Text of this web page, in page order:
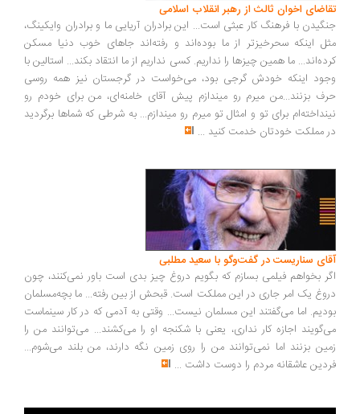
تقاضای اخوان ثالث از رهبر انقلاب اسلامی
جنگیدن با فرهنگ کار عبثی است... این برادران آریایی ما و برادران وایکینگ،
مثل اینکه سحرخیزتر از ما بوده‌اند و رفته‌اند جاهای خوب دنیا مسکن
کرده‌اند... ما همین چیزها را نداریم. کسی نداریم از ما انتقاد بکند... استالین با
وجود اینکه خودش گرجی بود، می‌خواست در گرجستان نیز همه روسی
حرف بزنند...من میرم رو میندازم پیش آقای خامنه‌ای، من برای خودم رو
نینداخته‌ام برای تو و امثال تو میرم رو میندازم... به شرطی که شماها برگردید
در مملکت خودتان خدمت کنید ...
آقای سناریست در گفت‌وگو با سعید مطلبی
اگر بخواهم فیلمی بسازم که بگویم دروغ چیز بدی است باور نمی‌کنند، چون
دروغ یک امر جاری در این مملکت است. قبحش از بین رفته... ما بچه‌مسلمان
بودیم. اما می‌گفتند این مسلمان نیست... وقتی به آدمی که در کار سینماست
می‌گویند اجازه کار نداری، یعنی با شکنجه او را می‌کشند... می‌توانند من را
زمین بزنند اما نمی‌توانند من را روی زمین نگه دارند، من بلند می‌شوم...
فردین عاشقانه مردم را دوست داشت ...